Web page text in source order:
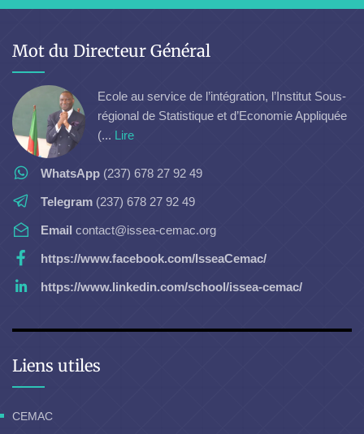
Mot du Directeur Général
Ecole au service de l’intégration, l’Institut Sous-
régional de Statistique et d’Economie Appliquée
(... Lire
WhatsApp (237) 678 27 92 49
Telegram (237) 678 27 92 49
Email contact@issea-cemac.org
https://www.facebook.com/IsseaCemac/
https://www.linkedin.com/school/issea-cemac/
Liens utiles
CEMAC